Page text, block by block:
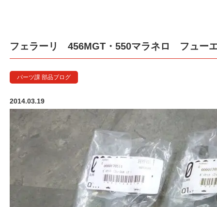
フェラーリ 456MGT・550マラネロ フュー
パーツ課 部品ブログ
2014.03.19